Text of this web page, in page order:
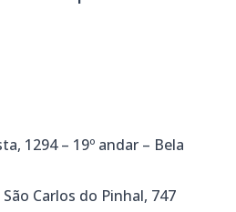
1294 – 19º andar – Bela
São Carlos do Pinhal, 747